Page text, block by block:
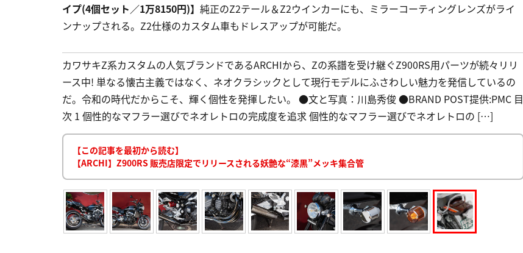
イプ(4個セット／1万8150円)】 純正のZ2テール＆Z2ウインカーにも、ミラーコーティングレンズがライ
ンナップされる。Z2仕様のカスタム車もドレスアップが可能だ。
カワサキZ系カスタムの人気ブランドであるARCHIから、Zの系譜を受け継ぐZ900RS用パーツが続々リリ
ース中! 単なる懐古主義ではなく、ネオクラシックとして現行モデルにふさわしい魅力を発信しているの
だ。令和の時代だからこそ、輝く個性を発揮したい。 ●文と写真：川島秀俊 ●BRAND POST提供:PMC 目
次 1 個性的なマフラー選びでネオレトロの完成度を追求 個性的なマフラー選びでネオレトロの […]
【この記事を最初から読む】
【ARCHI】Z900RS 販売店限定でリリースされる妖艶な“漆黒”メッキ集合管